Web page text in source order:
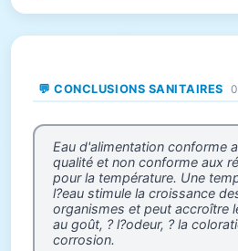
💬 CONCLUSIONS SANITAIRES
Eau d'alimentation conforme
qualité et non conforme aux
pour la température. Une
l?eau stimule la croissance
organismes et peut accroître
au goût, ? l?odeur, ? la
corrosion.